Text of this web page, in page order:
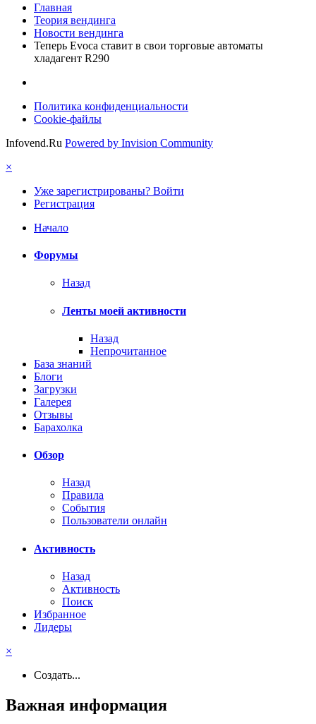
Главная
Теория вендинга
Новости вендинга
Теперь Evoca ставит в свои торговые автоматы
хладагент R290
Политика конфиденциальности
Cookie-файлы
Infovend.Ru Powered by Invision Community
×
Уже зарегистрированы? Войти
Регистрация
Начало
Форумы
Назад
Ленты моей активности
Назад
Непрочитанное
База знаний
Блоги
Загрузки
Галерея
Отзывы
Барахолка
Обзор
Назад
Правила
События
Пользователи онлайн
Активность
Назад
Активность
Поиск
Избранное
Лидеры
×
Создать...
Важная информация